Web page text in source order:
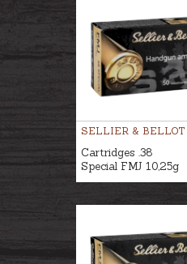
SELLIER & BELLOT
Cartridges .38
Special FMJ 10,25g